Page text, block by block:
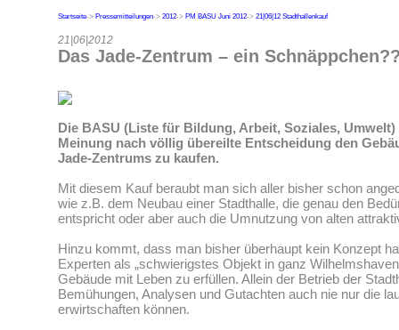
Startseite-> Pressemitteilungen-> 2012-> PM BASU Juni 2012-> 21|06|12 Stadthallenkauf
21|06|2012
Das Jade-Zentrum – ein
Die BASU (Liste für Bildung, Arbeit, Soziales,
Meinung nach völlig übereilte Entscheidung den
Jade-Zentrums zu kaufen.
Mit diesem Kauf beraubt man sich aller bisher schon
wie z.B. dem Neubau einer Stadthalle, die genau den
entspricht oder aber auch die Umnutzung von alten
Hinzu kommt, dass man bisher überhaupt kein Konzept
Experten als „schwierigstes Objekt in ganz
Gebäude mit Leben zu erfüllen. Allein der Betrieb der
Bemühungen, Analysen und Gutachten auch nie nur die
erwirtschaften können.